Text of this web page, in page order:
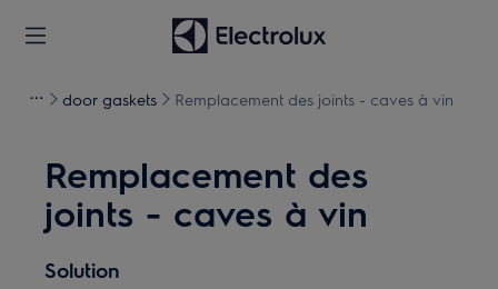
door gaskets Remplacement des joints - caves à vin
Remplacement des
joints - caves à vin
Solution